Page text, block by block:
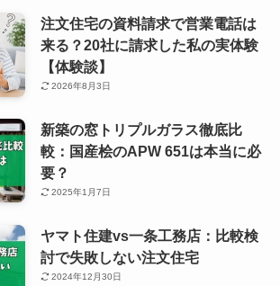
注文住宅の資料請求で営業電話は
来る？20社に請求した私の実体験
【体験談】
2026年8月3日
新築の窓トリプルガラス徹底比
較：国産桧のAPW 651は本当に必
要？
2025年1月7日
ヤマト住建vs一条工務店：比較検
討で失敗しない注文住宅
2024年12月30日